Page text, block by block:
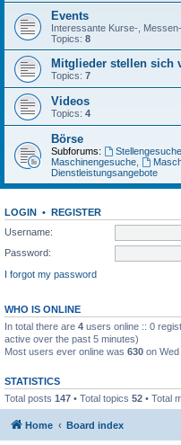
Events
Interessante Kurse-,
Topics: 8
Mitglieder stellen sich
Topics: 7
Videos
Topics: 4
Börse
Subforums: Stellengesuche
Maschinengesuche
Dienstleistungsangebote
LOGIN • REGISTER
Username:
Password:
I forgot my password
WHO IS ONLINE
In total there are 4 users online :: 0
active over the past 5 minutes)
Most users ever online was 630 on
STATISTICS
Total posts 147 • Total topics 52 • Total
Home Board index